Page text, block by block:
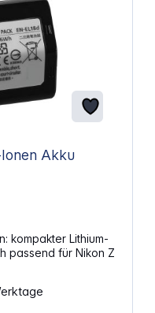
Lithium-Ionen Akku